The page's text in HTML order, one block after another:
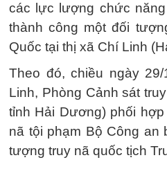
các lực lượng chức
thành công một đối
Quốc tại thị xã Chí Linh
Theo đó, chiều ngày
Linh, Phòng Cảnh sát
tỉnh Hải Dương) phối
nã tội phạm Bộ Công an
tượng truy nã quốc tịch